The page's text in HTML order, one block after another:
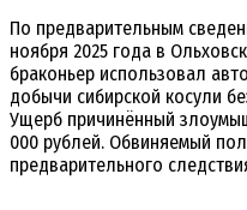
По предварительным
ноября 2025 года в
браконьер использовал
добычи сибирской косули
Ущерб причинённый
000 рублей. Обвиняемый
предварительного